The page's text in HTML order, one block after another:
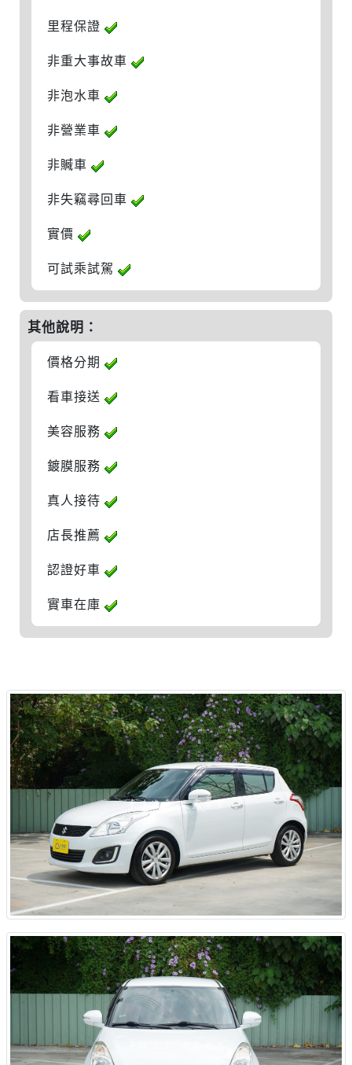
里程保證
非重大事故車
非泡水車
非營業車
非贓車
非失竊尋回車
實價
可試乘試駕
其他說明：
價格分期
看車接送
美容服務
鍍膜服務
真人接待
店長推薦
認證好車
實車在庫